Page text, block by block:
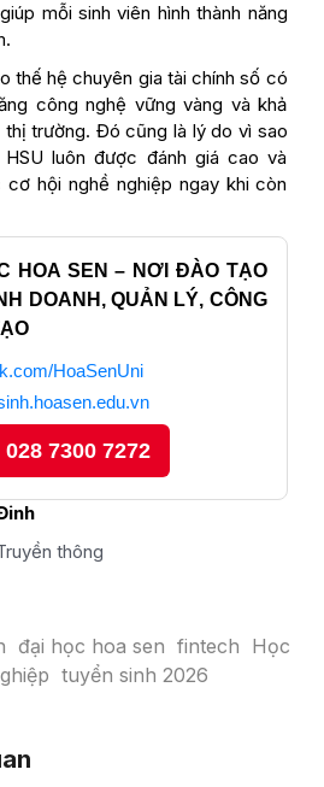
mỗi sinh viên hình thành năng
thế hệ chuyên gia tài chính số có
công nghệ vững vàng và khả
trường. Đó cũng là lý do vì sao
luôn được đánh giá cao và
hội nghề nghiệp ngay khi còn
HOA SEN – NƠI ĐÀO TẠO
DOANH, QUẢN LÝ, CÔNG
HoaSenUni
7300 7272
thông
đại học hoa sen fintech Học
tuyển sinh 2026